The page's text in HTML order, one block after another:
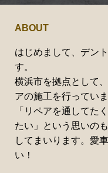
ABOUT
はじめまして、デン
す。
横浜市を拠点として
アの施工を行っていま
「リペアを通してた
たい」という思いの
してまいります。愛
い！